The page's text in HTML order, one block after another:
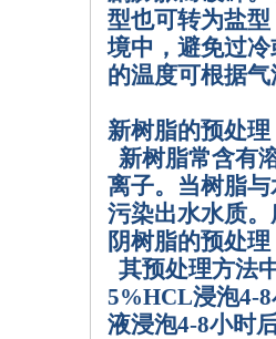
型也可转为盐
境中，避免过
的温度可根据
新树脂的预处理
新树脂常含有
离子。当树脂
污染出水水质
阴树脂的预处理
其预处理方法
5%HCL浸泡4-8
液浸泡4-8小时